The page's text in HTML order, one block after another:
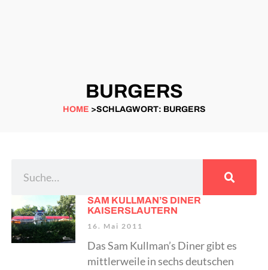
BURGERS
HOME >SCHLAGWORT: BURGERS
SAM KULLMAN’S DINER
KAISERSLAUTERN
16. Mai 2011
Das Sam Kullman’s Diner gibt es
mittlerweile in sechs deutschen